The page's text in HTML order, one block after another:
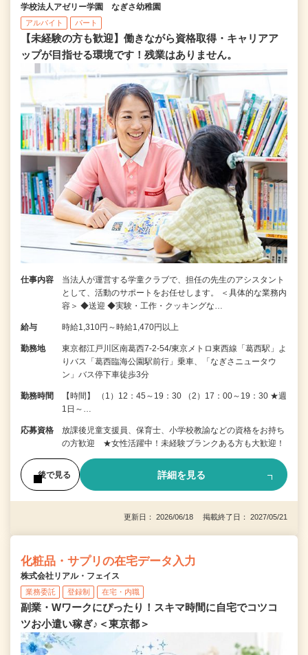
学校法人アゼリー学園 なぎさ幼稚園
アルバイト パート
【未経験の方も歓迎】働きながら資格取得・キャリアア
ップが目指せる環境です！残業はありません。
仕事内容
当法人が運営する学童クラブで、担任の先生のアシスタント
として、活動のサポートをお任せします。 ＜具体的な業務内
容＞ ◆送迎 ◆実験・工作・クッキングな…
給与 時給1,310円～時給1,470円以上
勤務地
東京都江戸川区南葛西7-2-54/東京メトロ東西線「葛西駅」よ
りバス「葛西臨海公園駅前行」乗車、「なぎさニュータウ
ン」バス停下車徒歩3分
勤務時間
【時間】 （1）12：45～19：30 （2）17：00～19：30 ★週
1日～…
応募資格
放課後児童支援員、保育士、小学校教諭などの資格をお持ち
の方歓迎 ★女性活躍中！未経験ブランクある方も大歓迎！
後で見る 詳細を見る
更新日： 2026/06/18 掲載終了日： 2027/05/21
化粧品・サプリの在宅データ入力
株式会社リアル・フェイス
業務委託 登録制 在宅・内職
副業・Wワークにぴったり！スキマ時間に自宅でコツコ
ツお小遣い稼ぎ♪＜東京都＞